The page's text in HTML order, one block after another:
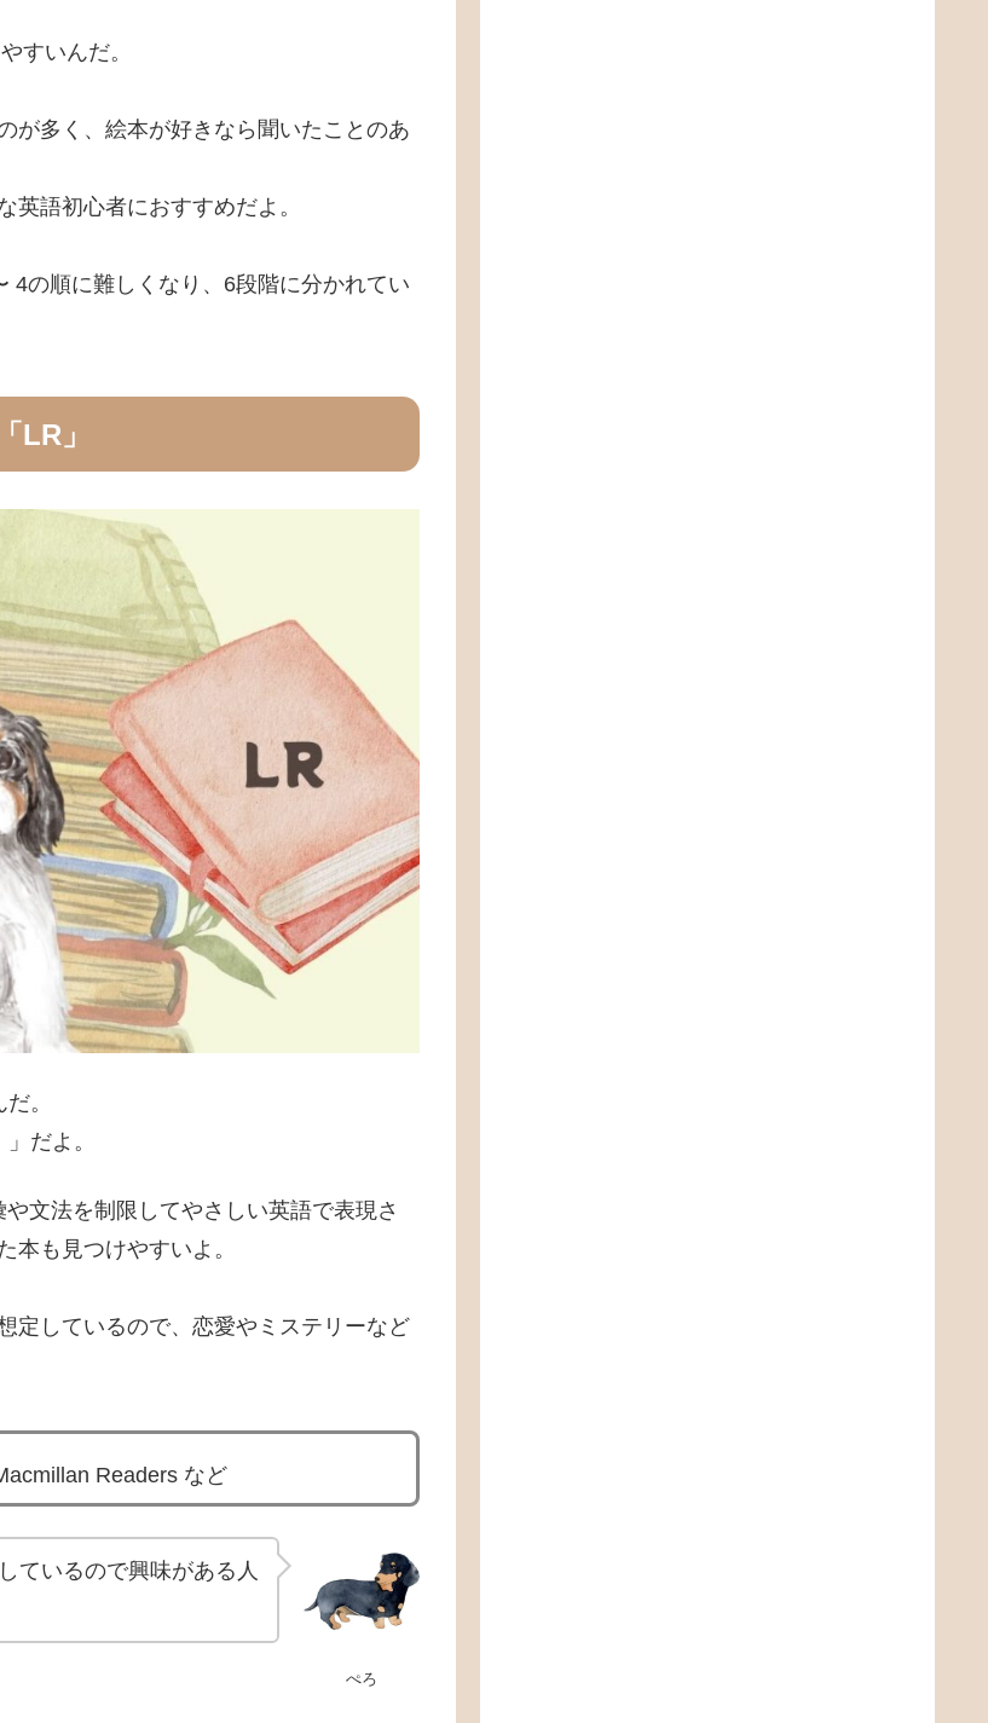
すいんだ。
が多く、絵本が好きなら聞いたことのあ
語初心者におすすめだよ。
4の順に難しくなり、6段階に分かれてい
LR」
。
だよ。
文法を制限してやさしい英語で表現さ
本も見つけやすいよ。
定しているので、恋愛やミステリーなど
Readers など
ぺろ
ているので興味がある人